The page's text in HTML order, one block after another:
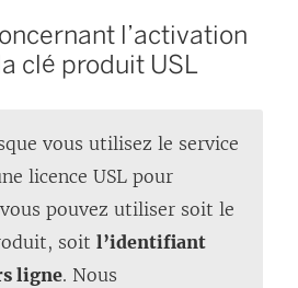
l’activation
clé produit USL
vous utilisez le service
licence USL pour
pouvez utiliser soit le
soit l’identifiant
ligne. Nous